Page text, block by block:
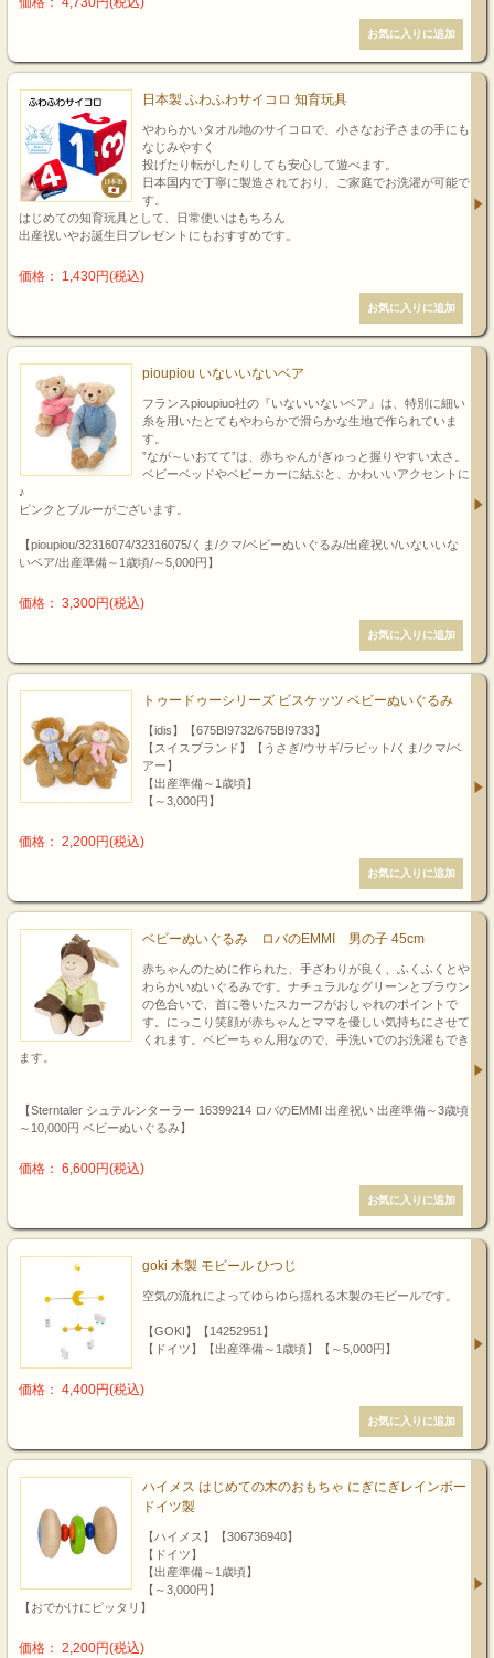
日本製 ふわふわサイコロ 知育玩具
やわらかいタオル地のサイコロで、小さなお子さまの手にも
なじみやすく
投げたり転がしたりしても安心して遊べます。
日本国内で丁寧に製造されており、ご家庭でお洗濯が可能で
す。
はじめての知育玩具として、日常使いはもちろん
出産祝いやお誕生日プレゼントにもおすすめです。
価格： 1,430円(税込)
pioupiou いないいないベア
フランスpioupiuo社の『いないいないベア』は、特別に細い
糸を用いたとてもやわらかで滑らかな生地で作られていま
す。
”なが～いおてて”は、赤ちゃんがぎゅっと握りやすい太さ。
ベビーベッドやベビーカーに結ぶと、かわいいアクセントに
♪
ピンクとブルーがございます。
【pioupiou/32316074/32316075/くま/クマ/ベビーぬいぐるみ/出産祝い/いないいな
いベア/出産準備～1歳頃/～5,000円】
価格： 3,300円(税込)
トゥードゥーシリーズ ビスケッツ ベビーぬいぐるみ
【idis】【675BI9732/675BI9733】
【スイスブランド】【うさぎ/ウサギ/ラビット/くま/クマ/ベ
アー】
【出産準備～1歳頃】
【～3,000円】
価格： 2,200円(税込)
ベビーぬいぐるみ ロバのEMMI 男の子 45cm
赤ちゃんのために作られた、手ざわりが良く、ふくふくとや
わらかいぬいぐるみです。ナチュラルなグリーンとブラウン
の色合いで、首に巻いたスカーフがおしゃれのポイントで
す。にっこり笑顔が赤ちゃんとママを優しい気持ちにさせて
くれます。ベビーちゃん用なので、手洗いでのお洗濯もでき
ます。
【Sterntaler シュテルンターラー 16399214 ロバのEMMI 出産祝い 出産準備～3歳頃
～10,000円 ベビーぬいぐるみ】
価格： 6,600円(税込)
goki 木製 モビール ひつじ
空気の流れによってゆらゆら揺れる木製のモビールです。
【GOKI】【14252951】
【ドイツ】【出産準備～1歳頃】【～5,000円】
価格： 4,400円(税込)
ハイメス はじめての木のおもちゃ にぎにぎレインボー
ドイツ製
【ハイメス】【306736940】
【ドイツ】
【出産準備～1歳頃】
【～3,000円】
【おでかけにピッタリ】
価格： 2,200円(税込)